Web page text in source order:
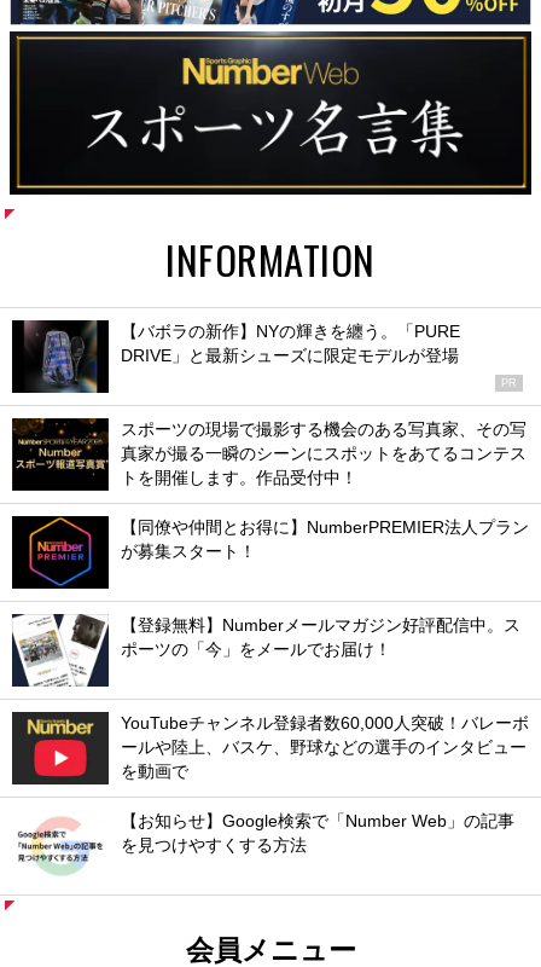
INFORMATION
【バボラの新作】NYの輝きを纏う。「PURE
DRIVE」と最新シューズに限定モデルが登場
PR
スポーツの現場で撮影する機会のある写真家、その写
真家が撮る一瞬のシーンにスポットをあてるコンテス
トを開催します。作品受付中！
【同僚や仲間とお得に】NumberPREMIER法人プラン
が募集スタート！
【登録無料】Numberメールマガジン好評配信中。ス
ポーツの「今」をメールでお届け！
YouTubeチャンネル登録者数60,000人突破！バレーボ
ールや陸上、バスケ、野球などの選手のインタビュー
を動画で
【お知らせ】Google検索で「Number Web」の記事
を見つけやすくする方法
会員メニュー